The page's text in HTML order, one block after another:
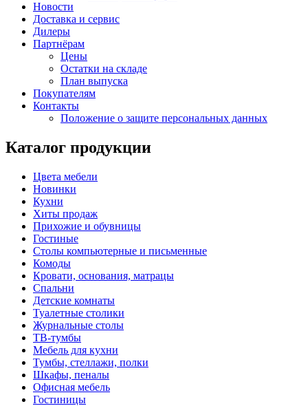
Новости
Доставка и сервис
Дилеры
Партнёрам
Цены
Остатки на складе
План выпуска
Покупателям
Контакты
Положение о защите персональных данных
Каталог продукции
Цвета мебели
Новинки
Кухни
Хиты продаж
Прихожие и обувницы
Гостиные
Столы компьютерные и письменные
Комоды
Кровати, основания, матрацы
Спальни
Детские комнаты
Туалетные столики
Журнальные столы
ТВ-тумбы
Мебель для кухни
Тумбы, стеллажи, полки
Шкафы, пеналы
Офисная мебель
Гостиницы